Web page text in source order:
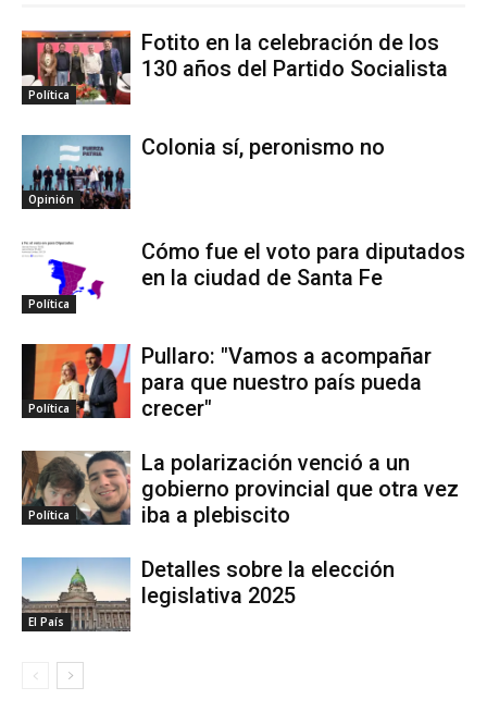
Política
Fotito en la celebración de los
130 años del Partido Socialista
Opinión
Colonia sí, peronismo no
Política
Cómo fue el voto para diputados
en la ciudad de Santa Fe
Política
Pullaro: "Vamos a acompañar
para que nuestro país pueda
crecer"
Política
La polarización venció a un
gobierno provincial que otra vez
iba a plebiscito
El País
Detalles sobre la elección
legislativa 2025